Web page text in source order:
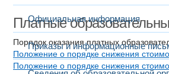
Официальная информация
Приказы и информационные
Платные
Порядок оказания платных
Положение о порядке снижения
Положение о порядке снижения